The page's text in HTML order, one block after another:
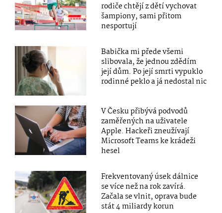
rodiče chtějí z dětí vychovat
šampiony, sami přitom
nesportují
Babička mi přede všemi
slibovala, že jednou zdědím
její dům. Po její smrti vypuklo
rodinné peklo a já nedostal nic
V Česku přibývá podvodů
zaměřených na uživatele
Apple. Hackeři zneužívají
Microsoft Teams ke krádeži
hesel
Frekventovaný úsek dálnice
se více než na rok zavírá.
Začala se vlnit, oprava bude
stát 4 miliardy korun